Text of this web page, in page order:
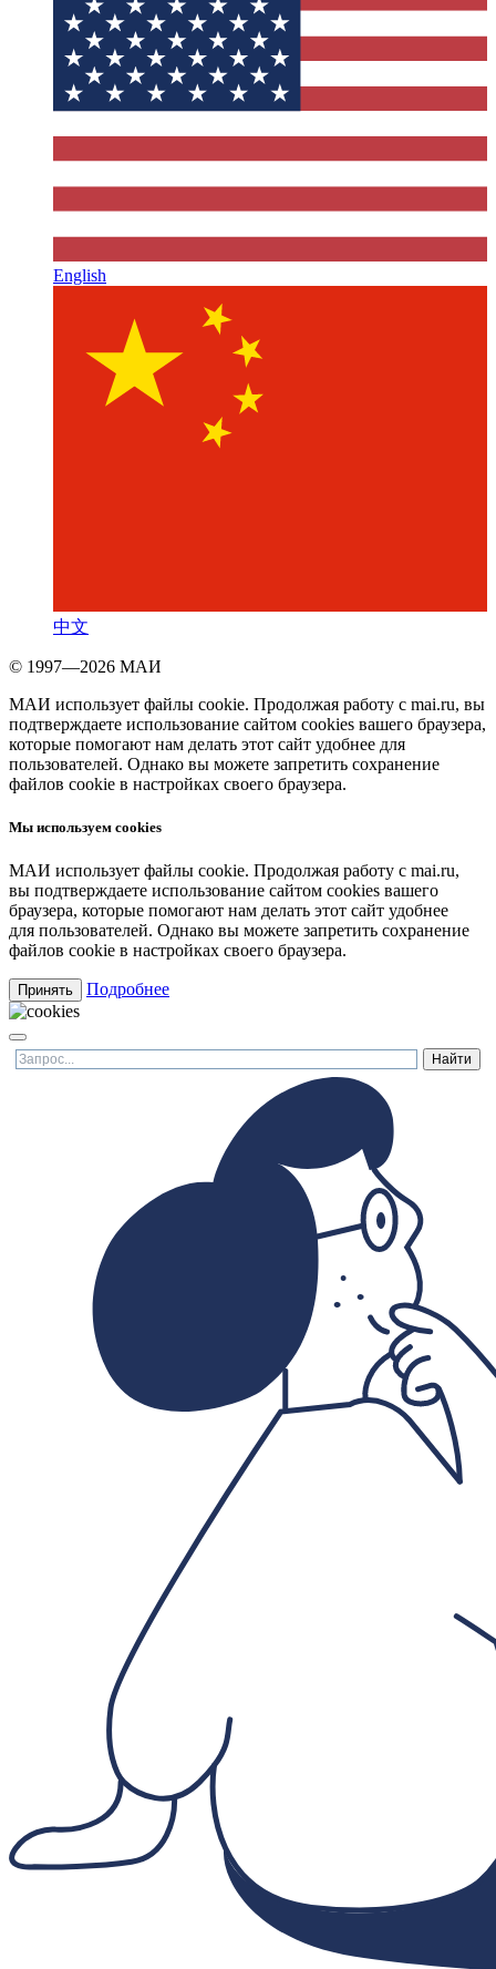
English
中文
© 1997—2026 МАИ
МАИ использует файлы cookie. Продолжая работу с mai.ru, вы
подтверждаете использование сайтом cookies вашего браузера,
которые помогают нам делать этот сайт удобнее для
пользователей. Однако вы можете запретить сохранение
файлов cookie в настройках своего браузера.
Мы используем cookies
МАИ использует файлы cookie. Продолжая работу с mai.ru,
вы подтверждаете использование сайтом cookies вашего
браузера, которые помогают нам делать этот сайт удобнее
для пользователей. Однако вы можете запретить сохранение
файлов cookie в настройках своего браузера.
Принять Подробнее